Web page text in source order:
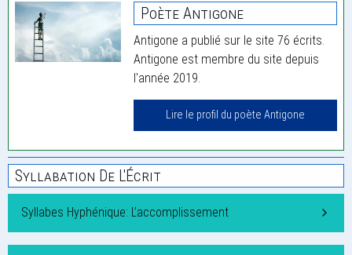
Poète Antigone
Antigone a publié sur le site 76 écrits.
Antigone est membre du site depuis
l'année 2019.
Lire le profil du poète Antigone
Syllabation De L'Écrit
Syllabes Hyphénique: L’accomplissement